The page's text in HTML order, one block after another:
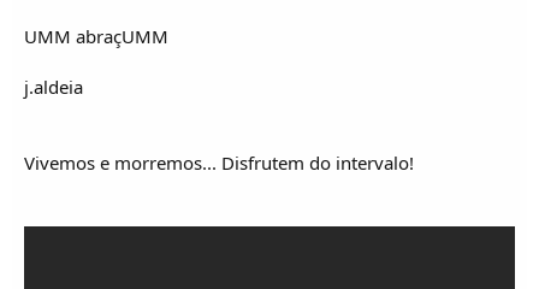
UMM abraçUMM
j.aldeia
Vivemos e morremos... Disfrutem do intervalo!